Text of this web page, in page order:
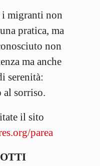
i migranti non
pratica, ma
non
ma anche
serenità:
sorriso.
il sito
parea